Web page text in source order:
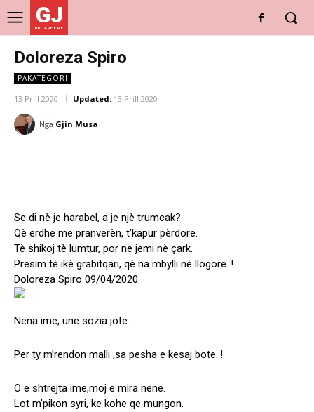
GJ
DRITARE E RE
Doloreza Spiro
PAKATEGORI
13 Prill 2020 Updated: 13 Prill 2020
Nga Gjin Musa
Se di nè je harabel, a je njè trumcak?
Qè erdhe me pranverèn, t’kapur pèrdore.
Tè shikoj tè lumtur, por ne jemi nè çark.
Presim tè ikè grabitqari, qè na mbylli nè llogore..!
Doloreza Spiro 09/04/2020.
Nena ime, une sozia jote.
Per ty m’rendon malli ,sa pesha e kesaj bote..!
O e shtrejta ime,moj e mira nene.
Lot m’pikon syri, ke kohe qe mungon.